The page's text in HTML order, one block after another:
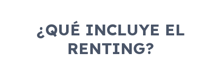
¿QUÉ INCLUYE EL
RENTING?